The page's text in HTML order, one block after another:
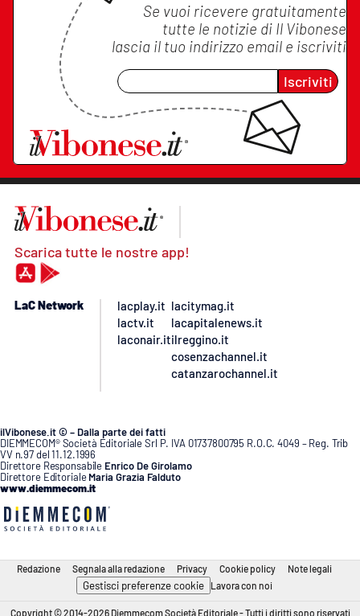
Se vuoi ricevere gratuitamente
tutte le notizie di Il Vibonese
lascia il tuo indirizzo email e iscriviti
Iscriviti
Scarica tutte le nostre app!
LaC Network
lacplay.it
lactv.it
laconair.it
lacitymag.it
lacapitalenews.it
ilreggino.it
cosenzachannel.it
catanzarochannel.it
ilVibonese.it © – Dalla parte dei fatti
DIEMMECOM® Società Editoriale Srl P. IVA 01737800795 R.O.C. 4049 – Reg. Trib
VV n.97 del 11.12.1996
Direttore Responsabile Enrico De Girolamo
Direttore Editoriale Maria Grazia Falduto
www.diemmecom.it
Redazione Segnala alla redazione Privacy Cookie policy Note legali
Gestisci preferenze cookie Lavora con noi
Copyright © 2014-2026 Diemmecom Società Editoriale - Tutti i diritti sono riservati